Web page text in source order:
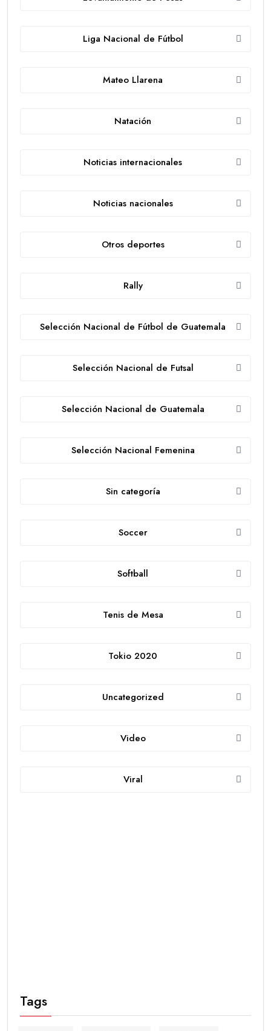
Liga Nacional de Fútbol
Mateo Llarena
Natación
Noticias internacionales
Noticias nacionales
Otros deportes
Rally
Selección Nacional de Fútbol de Guatemala
Selección Nacional de Futsal
Selección Nacional de Guatemala
Selección Nacional Femenina
Sin categoría
Soccer
Softball
Tenis de Mesa
Tokio 2020
Uncategorized
Video
Viral
Tags